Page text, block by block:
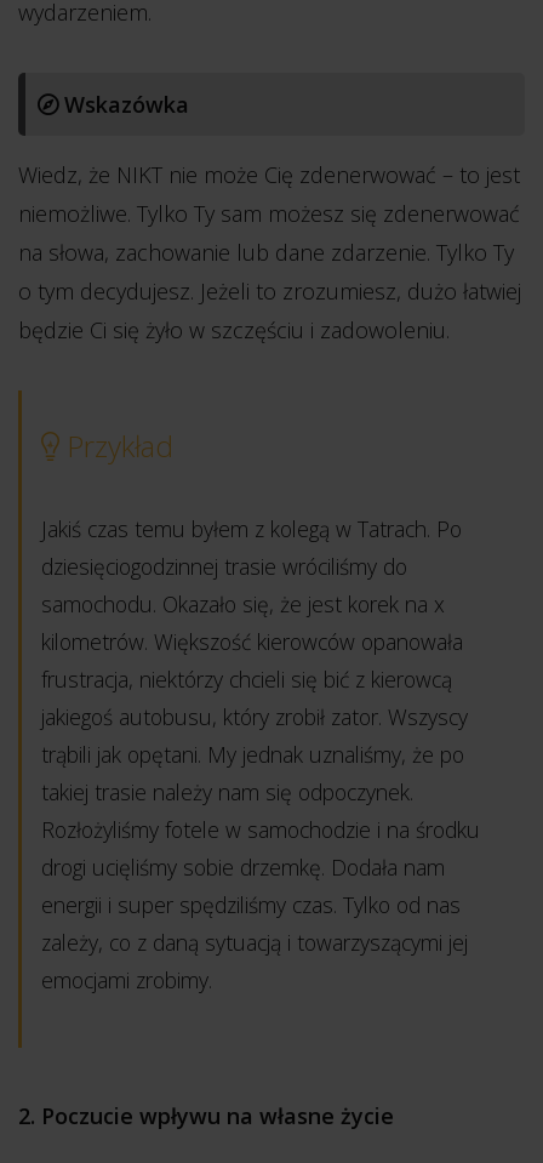
wydarzeniem.
Wskazówka
Wiedz, że NIKT nie może Cię zdenerwować – to jest
niemożliwe. Tylko Ty sam możesz się zdenerwować
na słowa, zachowanie lub dane zdarzenie. Tylko Ty
o tym decydujesz. Jeżeli to zrozumiesz, dużo łatwiej
będzie Ci się żyło w szczęściu i zadowoleniu.
Przykład
Jakiś czas temu byłem z kolegą w Tatrach. Po
dziesięciogodzinnej trasie wróciliśmy do
samochodu. Okazało się, że jest korek na x
kilometrów. Większość kierowców opanowała
frustracja, niektórzy chcieli się bić z kierowcą
jakiegoś autobusu, który zrobił zator. Wszyscy
trąbili jak opętani. My jednak uznaliśmy, że po
takiej trasie należy nam się odpoczynek.
Rozłożyliśmy fotele w samochodzie i na środku
drogi ucięliśmy sobie drzemkę. Dodała nam
energii i super spędziliśmy czas. Tylko od nas
zależy, co z daną sytuacją i towarzyszącymi jej
emocjami zrobimy.
2. Poczucie wpływu na własne życie